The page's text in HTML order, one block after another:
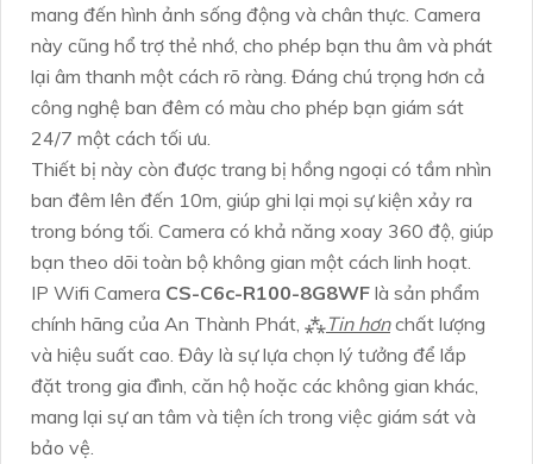
mang đến hình ảnh sống động và chân thực. Camera
này cũng hổ trợ thẻ nhớ, cho phép bạn thu âm và phát
lại âm thanh một cách rõ ràng. Đáng chú trọng hơn cả
công nghệ ban đêm có màu cho phép bạn giám sát
24/7 một cách tối ưu.
Thiết bị này còn được trang bị hồng ngoại có tầm nhìn
ban đêm lên đến 10m, giúp ghi lại mọi sự kiện xảy ra
trong bóng tối. Camera có khả năng xoay 360 độ, giúp
bạn theo dõi toàn bộ không gian một cách linh hoạt.
IP Wifi Camera CS-C6c-R100-8G8WF là sản phẩm
chính hãng của An Thành Phát, ⁂Tin hơnchất lượng
và hiệu suất cao. Đây là sự lựa chọn lý tưởng để lắp
đặt trong gia đình, căn hộ hoặc các không gian khác,
mang lại sự an tâm và tiện ích trong việc giám sát và
bảo vệ.